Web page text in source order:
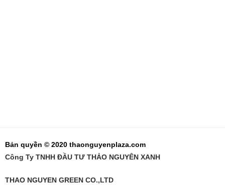
Bản quyền © 2020 thaonguyenplaza.com
Công Ty TNHH ĐẦU TƯ THẢO NGUYÊN XANH
THAO NGUYEN GREEN CO.,LTD